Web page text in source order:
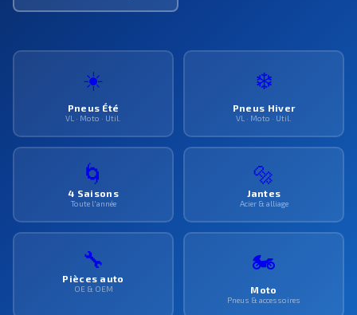
☀️
Pneus Été
VL · Moto · Util.
❄️
Pneus Hiver
VL · Moto · Util.
🌀
4 Saisons
Toute l'année
🔩
Jantes
Acier & alliage
🔧
Pièces auto
OE & OEM
🏍️
Moto
Pneus & accessoires